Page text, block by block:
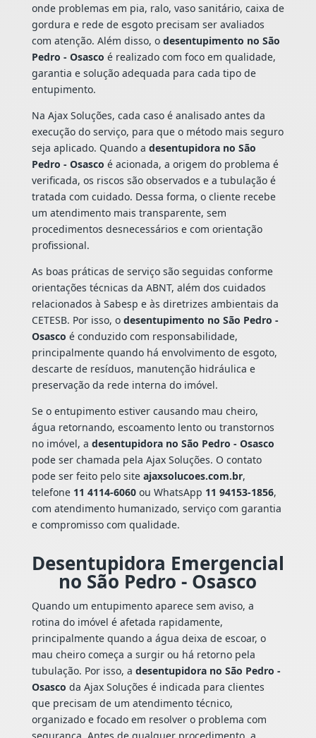
onde problemas em pia, ralo, vaso sanitário, caixa de
gordura e rede de esgoto precisam ser avaliados
com atenção. Além disso, o desentupimento no São
Pedro - Osasco é realizado com foco em qualidade,
garantia e solução adequada para cada tipo de
entupimento.
Na Ajax Soluções, cada caso é analisado antes da
execução do serviço, para que o método mais seguro
seja aplicado. Quando a desentupidora no São
Pedro - Osasco é acionada, a origem do problema é
verificada, os riscos são observados e a tubulação é
tratada com cuidado. Dessa forma, o cliente recebe
um atendimento mais transparente, sem
procedimentos desnecessários e com orientação
profissional.
As boas práticas de serviço são seguidas conforme
orientações técnicas da ABNT, além dos cuidados
relacionados à Sabesp e às diretrizes ambientais da
CETESB. Por isso, o desentupimento no São Pedro -
Osasco é conduzido com responsabilidade,
principalmente quando há envolvimento de esgoto,
descarte de resíduos, manutenção hidráulica e
preservação da rede interna do imóvel.
Se o entupimento estiver causando mau cheiro,
água retornando, escoamento lento ou transtornos
no imóvel, a desentupidora no São Pedro - Osasco
pode ser chamada pela Ajax Soluções. O contato
pode ser feito pelo site ajaxsolucoes.com.br,
telefone 11 4114-6060ou WhatsApp 11 94153-1856,
com atendimento humanizado, serviço com garantia
e compromisso com qualidade.
Desentupidora Emergencial
no São Pedro - Osasco
Quando um entupimento aparece sem aviso, a
rotina do imóvel é afetada rapidamente,
principalmente quando a água deixa de escoar, o
mau cheiro começa a surgir ou há retorno pela
tubulação. Por isso, a desentupidora no São Pedro -
Osasco da Ajax Soluções é indicada para clientes
que precisam de um atendimento técnico,
organizado e focado em resolver o problema com
segurança. Antes de qualquer procedimento, a